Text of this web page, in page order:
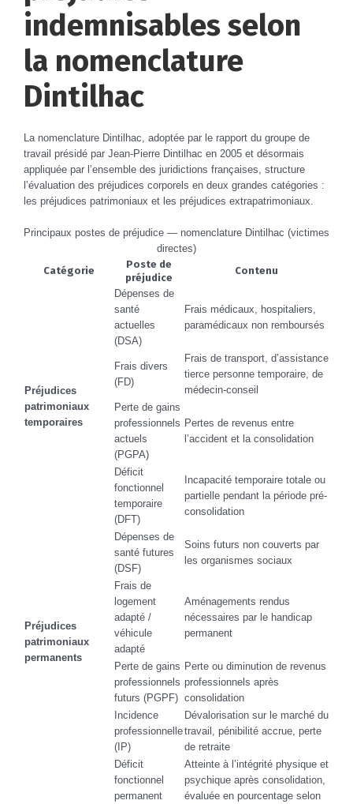
indemnisables selon
la nomenclature
Dintilhac
La nomenclature Dintilhac, adoptée par le rapport du groupe de
travail présidé par Jean-Pierre Dintilhac en 2005 et désormais
appliquée par l’ensemble des juridictions françaises, structure
l’évaluation des préjudices corporels en deux grandes catégories :
les préjudices patrimoniaux et les préjudices extrapatrimoniaux.
Principaux postes de préjudice — nomenclature Dintilhac (victimes
directes)
Catégorie
Poste de
préjudice
Contenu
Préjudices
patrimoniaux
temporaires
Dépenses de
santé
actuelles
(DSA)
Frais médicaux, hospitaliers,
paramédicaux non remboursés
Frais divers
(FD)
Frais de transport, d’assistance
tierce personne temporaire, de
médecin-conseil
Perte de gains
professionnels
actuels
(PGPA)
Pertes de revenus entre
l’accident et la consolidation
Déficit
fonctionnel
temporaire
(DFT)
Incapacité temporaire totale ou
partielle pendant la période pré-
consolidation
Préjudices
patrimoniaux
permanents
Dépenses de
santé futures
(DSF)
Soins futurs non couverts par
les organismes sociaux
Frais de
logement
adapté /
véhicule
adapté
Aménagements rendus
nécessaires par le handicap
permanent
Perte de gains
professionnels
futurs (PGPF)
Perte ou diminution de revenus
professionnels après
consolidation
Incidence
professionnelle
(IP)
Dévalorisation sur le marché du
travail, pénibilité accrue, perte
de retraite
Déficit
fonctionnel
permanent
Atteinte à l’intégrité physique et
psychique après consolidation,
évaluée en pourcentage selon